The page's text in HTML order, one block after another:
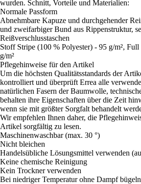
wurden. Schnitt, Vorteile und Materialien:
Normale Passform
Abnehmbare Kapuze und durchgehender
und zweifarbiger Bund aus Rippenstruktur,
Reißverschlusstaschen
Stoff Stripe (100 % Polyester) - 95 g/m²,
g/m²
Pflegehinweise für den Artikel
Um die höchsten Qualitätsstandards der
kontrolliert und überprüft Errea alle
natürlichen Fasern der Baumwolle,
behalten ihre Eigenschaften über die Zeit
wenn sie mit größter Sorgfalt behandelt
Wir empfehlen Ihnen daher, die
Artikel sorgfältig zu lesen.
Maschinenwaschbar (max. 30 °)
Nicht bleichen
Handelsübliche Lösungsmittel verwenden
Keine chemische Reinigung
Kein Trockner verwenden
Bei niedriger Temperatur ohne Dampf